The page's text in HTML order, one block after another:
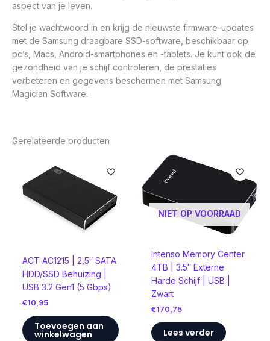
aspect van je leven.
Stel je wachtwoord in en krijg de nieuwste firmware-updates
met de Samsung draagbare SSD-software, beschikbaar op
pc’s, Macs, Android-smartphones en -tablets. Je kunt ook de
gezondheid van je schijf controleren, de prestaties
verbeteren en gegevens beschermen met Samsung
Magician Software.
Gerelateerde producten
ACT AC1215 | 2,5″ SATA
HDD/SSD Behuizing |
USB 3.2 Gen1 (5 Gbps)
€10,95
Toevoegen aan
winkelwagen
NIET OP VOORRAAD
Intenso Memory Center
4TB | 3.5″ Externe
Harde Schijf | USB |
Zwart
€170,75
Lees verder